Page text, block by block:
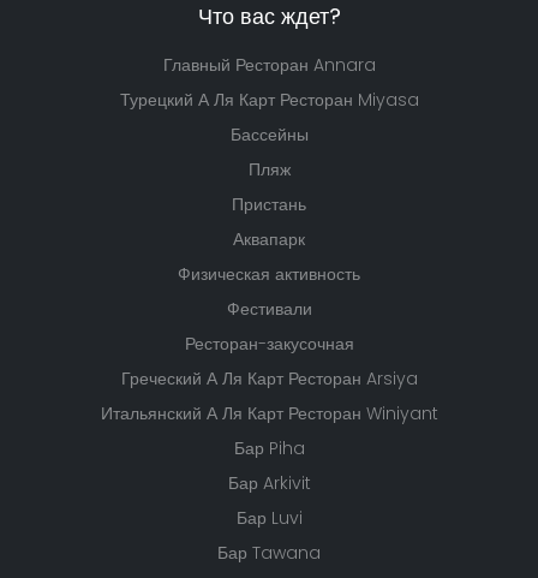
Что вас ждет?
Главный Ресторан Annara
Турецкий А Ля Карт Ресторан Miyasa
Бассейны
Пляж
Пристань
Аквапарк
Физическая активность
Фестивали
Ресторан-закусочная
Греческий А Ля Карт Ресторан Arsiya
Итальянский А Ля Карт Ресторан Winiyant
Бар Piha
Бар Arkivit
Бар Luvi
Бар Tawana